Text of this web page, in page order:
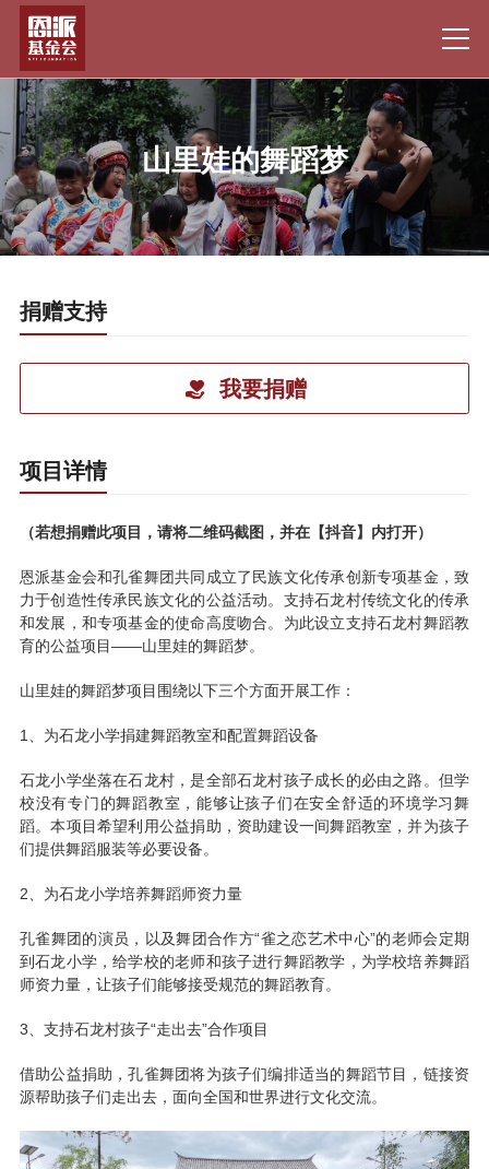
山里娃的舞蹈梦
项目详情
（若想捐赠此项目，请将二维码截图，并在【抖音】内打开）
恩派基金会和孔雀舞团共同成立了民族文化传承创新专项基金，致
力于创造性传承民族文化的公益活动。支持石龙村传统文化的传承
和发展，和专项基金的使命高度吻合。为此设立支持石龙村舞蹈教
育的公益项目——山里娃的舞蹈梦。
山里娃的舞蹈梦项目围绕以下三个方面开展工作：
1、为石龙小学捐建舞蹈教室和配置舞蹈设备
石龙小学坐落在石龙村，是全部石龙村孩子成长的必由之路。但学
校没有专门的舞蹈教室，能够让孩子们在安全舒适的环境学习舞
蹈。本项目希望利用公益捐助，资助建设一间舞蹈教室，并为孩子
们提供舞蹈服装等必要设备。
2、为石龙小学培养舞蹈师资力量
孔雀舞团的演员，以及舞团合作方“雀之恋艺术中心”的老师会定期
到石龙小学，给学校的老师和孩子进行舞蹈教学，为学校培养舞蹈
师资力量，让孩子们能够接受规范的舞蹈教育。
3、支持石龙村孩子“走出去”合作项目
借助公益捐助，孔雀舞团将为孩子们编排适当的舞蹈节目，链接资
源帮助孩子们走出去，面向全国和世界进行文化交流。
捐赠支持
我要捐赠